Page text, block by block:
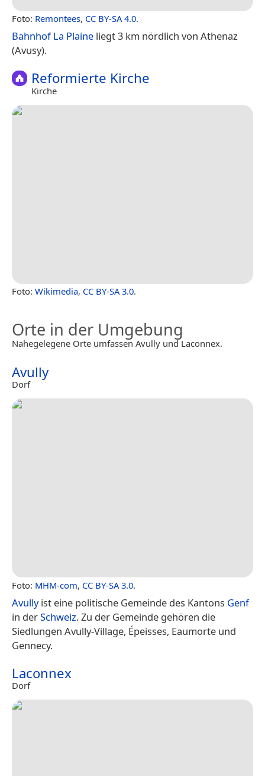
Foto: Remontees, CC BY-SA 4.0.
Bahnhof La Plaine liegt 3 km nördlich von Athenaz
(Avusy).
Reformierte Kirche
Kirche
Foto: Wikimedia, CC BY-SA 3.0.
Orte in der Umgebung
Nahegelegene Orte umfassen Avully und Laconnex.
Avully
Dorf
Foto: MHM-com, CC BY-SA 3.0.
Avullyist eine politische Gemeinde des Kantons Genf
in derSchweiz. Zu der Gemeinde gehören die
Siedlungen Avully-Village, Épeisses, Eaumorte und
Gennecy.
Laconnex
Dorf